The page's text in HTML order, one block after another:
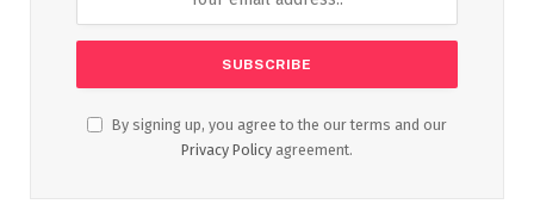
By signing up, you agree to the our terms and our
Privacy Policy agreement.